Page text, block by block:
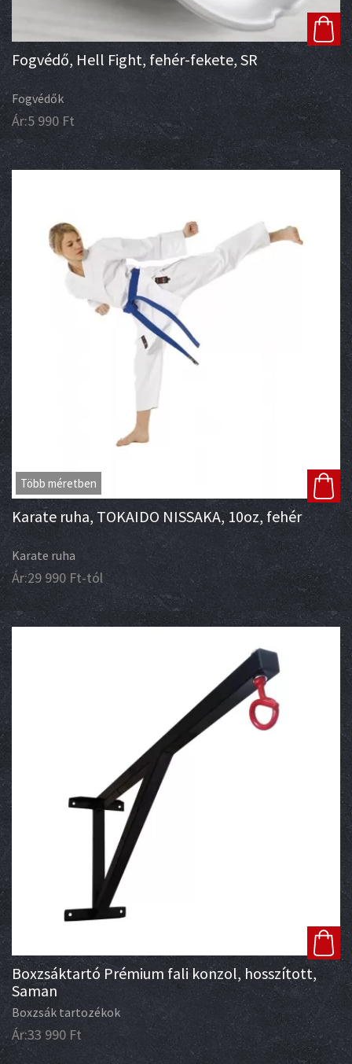
Fogvédő, Hell Fight, fehér-fekete, SR
Fogvédők
Ár:5 990 Ft
Több méretben
Karate ruha, TOKAIDO NISSAKA, 10oz, fehér
Karate ruha
Ár:29 990 Ft-tól
Boxzsáktartó Prémium fali konzol, hosszított,
Saman
Boxzsák tartozékok
Ár:33 990 Ft